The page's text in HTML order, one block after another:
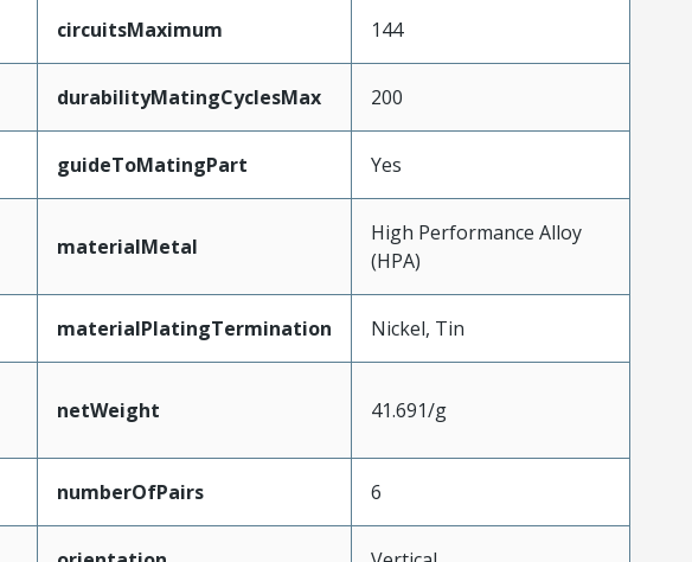
circuitsMaximum 144
durabilityMatingCyclesMax 200
guideToMatingPart Yes
materialMetal
High Performance Alloy
(HPA)
materialPlatingTermination Nickel, Tin
netWeight 41.691/g
numberOfPairs 6